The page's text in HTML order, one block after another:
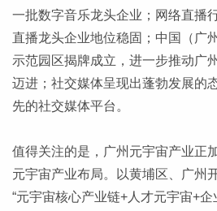
一批数字音乐龙头企业；网络直播
直播龙头企业地位稳固；中国（广
示范园区揭牌成立，进一步推动广
迈进；社交媒体呈现出蓬勃发展的
先的社交媒体平台。
值得关注的是，广州元宇宙产业正
元宇宙产业布局。以黄埔区、广州
“元宇宙核心产业链+人才元宇宙+